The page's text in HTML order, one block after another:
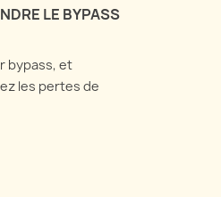
microphones
toujours voulu savoir sur les
microphones utilisés pour
LE BYPASS
bypass, et
les pertes de